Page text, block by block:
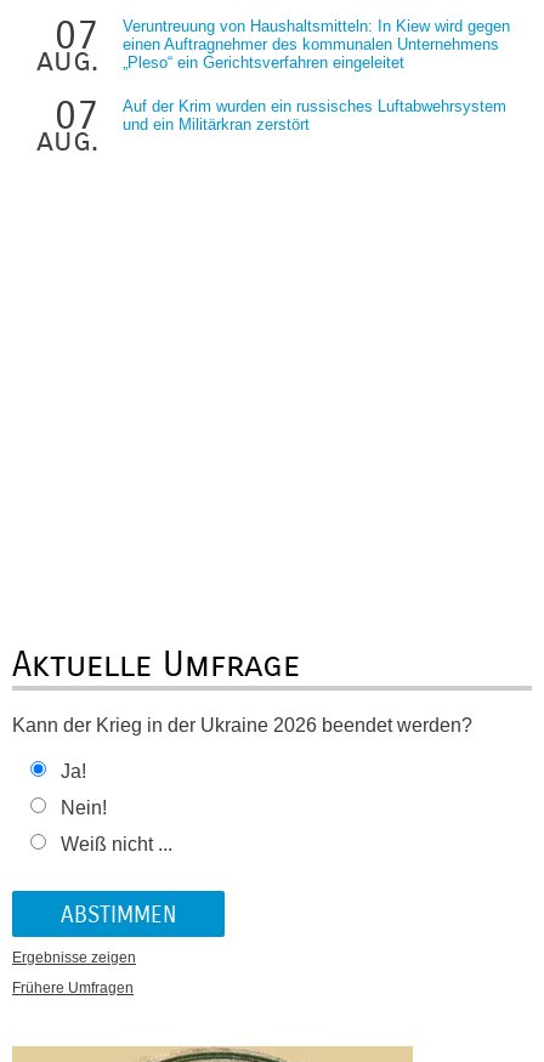
07
aug.
Veruntreuung von Haushaltsmitteln: In Kiew wird gegen
einen Auftragnehmer des kommunalen Unternehmens
„Pleso“ ein Gerichtsverfahren eingeleitet
07
aug.
Auf der Krim wurden ein russisches Luftabwehrsystem
und ein Militärkran zerstört
Aktuelle Umfrage
Kann der Krieg in der Ukraine 2026 beendet werden?
Ja!
Nein!
Weiß nicht ...
Ergebnisse zeigen
Frühere Umfragen